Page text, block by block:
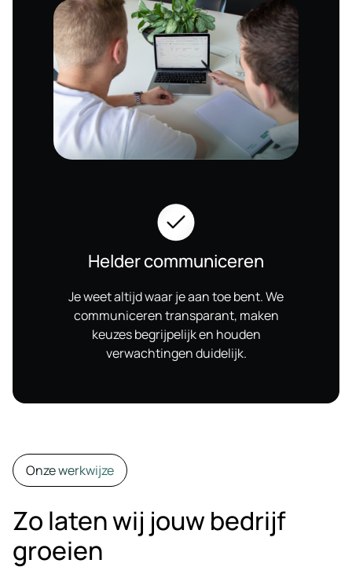
Helder communiceren
Je weet altijd waar je aan toe bent. We
communiceren transparant, maken
keuzes begrijpelijk en houden
verwachtingen duidelijk.
Onze werkwijze
Zo laten wij jouw bedrijf
groeien